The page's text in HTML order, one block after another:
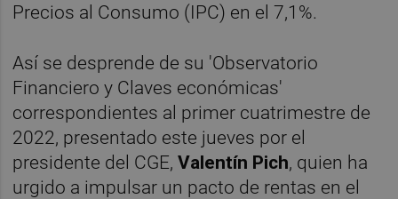
Precios al Consumo (IPC) en el 7,1%.
Así se desprende de su 'Observatorio
Financiero y Claves económicas'
correspondientes al primer cuatrimestre de
2022, presentado este jueves por el
presidente del CGE,Valentín Pich, quien ha
urgido a impulsar un pacto de rentas en el